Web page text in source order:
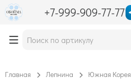
+7-999-909-77-77
Главная Лепнина Южная Корея